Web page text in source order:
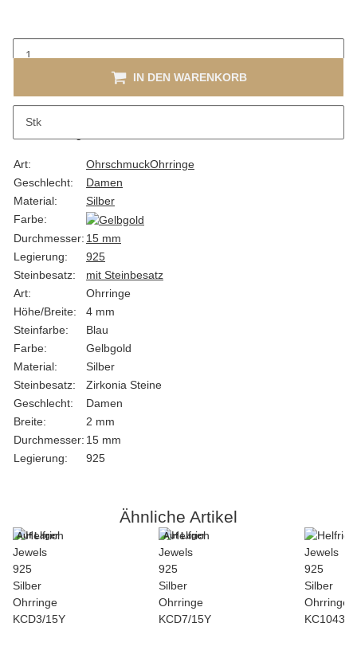
Stk
IN DEN WARENKORB
Art: OhrschmuckOhrringe
Geschlecht:
Damen
Material:
Silber
Farbe:
Durchmesser: 15 mm
Legierung:
925
Steinbesatz:
mit Steinbesatz
Art:
Ohrringe
Höhe/Breite:
4 mm
Steinfarbe:
Blau
Farbe:
Gelbgold
Material:
Silber
Steinbesatz:
Zirkonia Steine
Geschlecht:
Damen
Breite:
2 mm
Durchmesser: 15 mm
Legierung:
925
Ähnliche Artikel
Auf Lager Auf Lager